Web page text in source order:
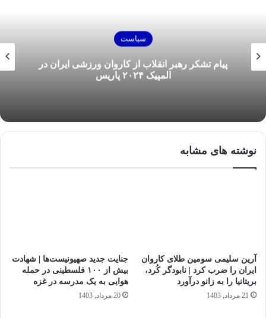
سیاست
پیام تشکر رهبر انقلاب از کاروان ورزشی ایران در
المپیک ۲۰۲۴ پاریس
نوشته های مشابه
آرین سلیمی سومین طلای کاروان
ایران را ضرب کرد | نابودگر کُرد،
بریتانیا را به زانو درآورد
21 مرداد, 1403
جنایت جدید صهیونیست‌ها | شهادت
بیش از ۱۰۰ فلسطینی در حمله
هوایی به یک مدرسه در غزه
20 مرداد, 1403